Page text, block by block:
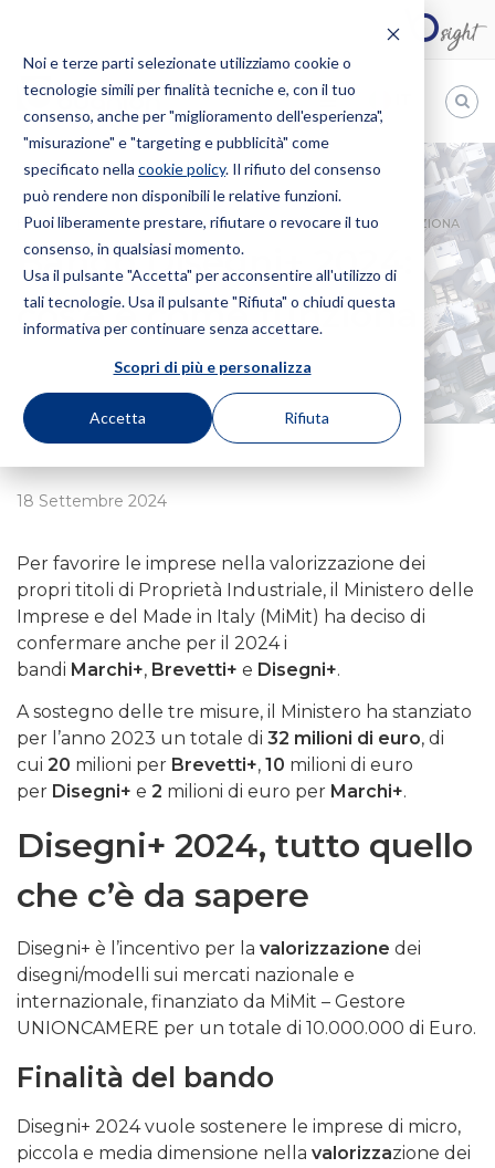
Noi e terze parti selezionate utilizziamo cookie o
tecnologie simili per finalità tecniche e, con il tuo
consenso, anche per "miglioramento dell'esperienza",
"misurazione" e "targeting e pubblicità" come
specificato nella cookie policy. Il rifiuto del consenso
può rendere non disponibili le relative funzioni.
Puoi liberamente prestare, rifiutare o revocare il tuo
consenso, in qualsiasi momento.
Usa il pulsante "Accetta" per acconsentire all'utilizzo di
tali tecnologie. Usa il pulsante "Rifiuta" o chiudi questa
informativa per continuare senza accettare.
Scopri di più e personalizza
Accetta Rifiuta
Bugnion
The
way
HOME NEWS BANDO DISEGNI+ 2024: COS’È E COME FUNZIONA
Bando Disegni+ 2024:
cos’è e come funziona
18 Settembre 2024
Per favorire le imprese nella valorizzazione dei
propri titoli di Proprietà Industriale, il Ministero delle
Imprese e del Made in Italy (MiMit) ha deciso di
confermare anche per il 2024 i
bandi Marchi+, Brevetti+ e Disegni+.
A sostegno delle tre misure, il Ministero ha stanziato
per l’anno 2023 un totale di 32 milioni di euro, di
cui 20 milioni per Brevetti+, 10 milioni di euro
per Disegni+ e 2 milioni di euro per Marchi+.
Disegni+ 2024, tutto quello
che c’è da sapere
Disegni+ è l’incentivo per la valorizzazione dei
disegni/modelli sui mercati nazionale e
internazionale, finanziato da MiMit – Gestore
UNIONCAMERE per un totale di 10.000.000 di Euro.
Finalità del bando
Disegni+ 2024 vuole sostenere le imprese di micro,
piccola e media dimensione nella valorizzazione dei